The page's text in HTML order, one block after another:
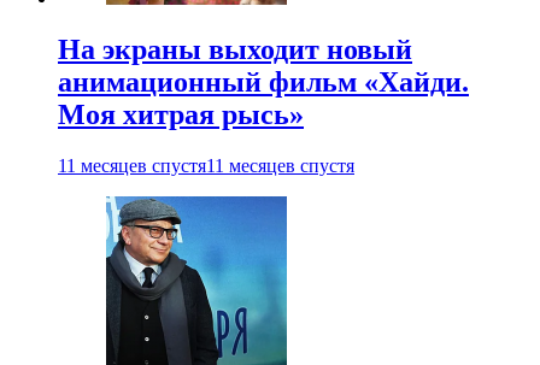
На экраны выходит новый
анимационный фильм «Хайди.
Моя хитрая рысь»
11 месяцев спустя11 месяцев спустя